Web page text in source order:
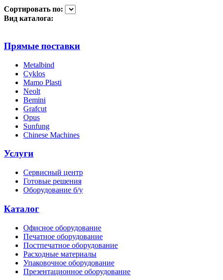
Сортировать по:
Вид каталога:
Прямые поставки
Metalbind
Cyklos
Mamo Plasti
Neolt
Bemini
Grafcut
Opus
Sunfung
Chinese Machines
Услуги
Сервисный центр
Готовые решения
Оборудование б/у
Каталог
Офисное оборудование
Печатное оборудование
Постпечатное оборудование
Расходные материалы
Упаковочное оборудование
Презентационное оборудование